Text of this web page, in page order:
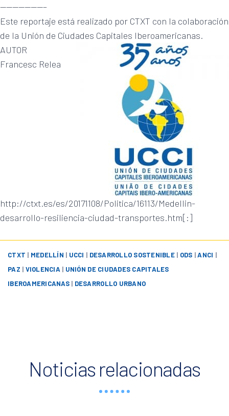
———————–
Este reportaje está realizado por CTXT con la colaboración
de la Unión de Ciudades Capitales Iberoamericanas.
AUTOR
Francesc Relea
http://ctxt.es/es/20171108/Politica/16113/Medellin-
desarrollo-resiliencia-ciudad-transportes.htm[:]
CTXT | MEDELLÍN | UCCI | DESARROLLO SOSTENIBLE | ODS |ANCI |
PAZ | VIOLENCIA | UNIÓN DE CIUDADES CAPITALES
IBEROAMERICANAS| DESARROLLO URBANO
Noticias relacionadas